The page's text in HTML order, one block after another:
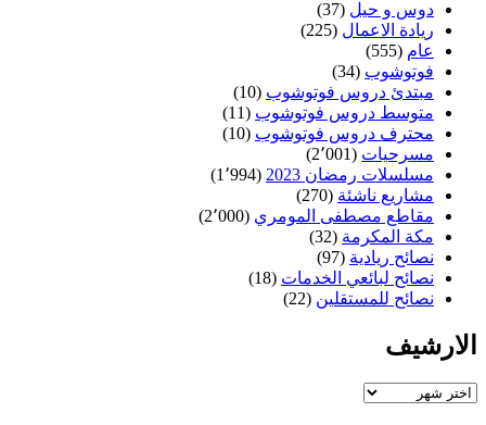
دوس و حيل (37)
ريادة الاعمال (225)
عام (555)
فوتوشوب (34)
مبتدئ دروس فوتوشوب (10)
متوسط دروس فوتوشوب (11)
محترف دروس فوتوشوب (10)
مسرحيات (2٬001)
مسلسلات رمضان 2023
(1٬994)
مشاريع ناشئة (270)
مقاطع مصطفى المومري (2٬000)
مكة المكرمة (32)
نصائح ريادية (97)
نصائح لبائعي الخدمات (18)
نصائح للمستقلين (22)
الارشيف
الارشيف